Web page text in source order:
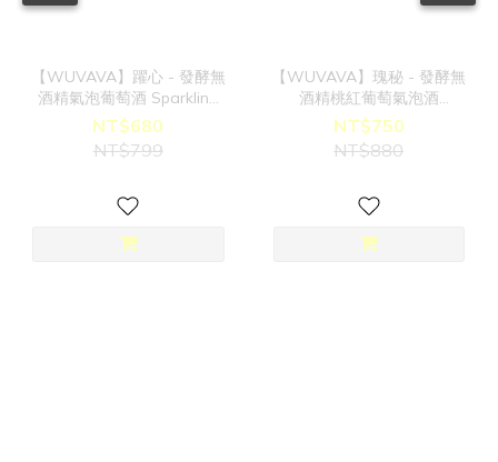
【WUVAVA】躍心 - 發酵無
酒精氣泡葡萄酒 Sparkling
Cuvee【躍心1入】
NT$680
NT$799
【WUVAVA】瑰秘 - 發酵無
酒精桃紅葡萄氣泡酒
Sparkling Rosé【瑰秘1入】
NT$750
NT$880